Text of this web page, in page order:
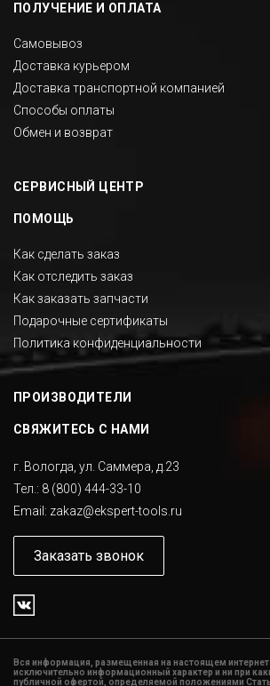
ПОЛУЧЕНИЕ И ОПЛАТА
Самовывоз
Доставка курьером
Доставка транспортной компанией
Способы оплаты
Обмен и возврат
СЕРВИСНЫЙ ЦЕНТР
ПОМОЩЬ
Как сделать заказ
Как отследить заказ
Как заказать запчасти
Подарочные сертификаты
Политика конфиденциальности
ПРОИЗВОДИТЕЛИ
СВЯЖИТЕСЬ С НАМИ
г. Вологда, ул. Саммера, д.23
Тел.: 8 (800) 444-33-10
Email: zakaz@ekspert-tools.ru
Заказать звонок
Вся информация, размещенная на настоящем
исключительно информационный характер и ни при
публичной офертой, определяемой положениями